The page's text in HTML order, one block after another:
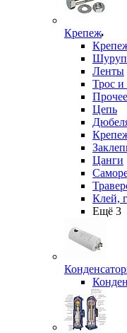
Крепеж
Ленты
Трос
Прочее
Цепь
Цанги
Клей,
Ещё 3